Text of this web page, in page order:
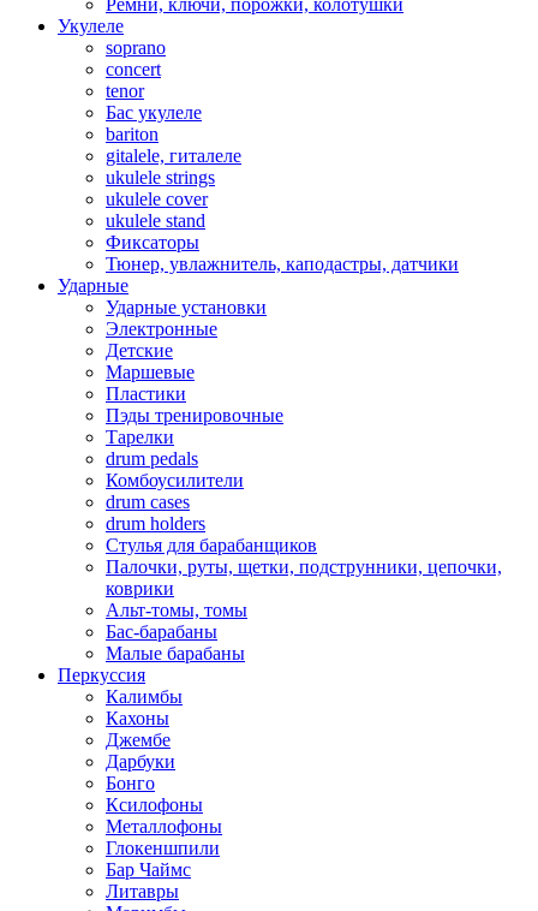
Ремни, ключи, порожки, колотушки
Укулеле
soprano
concert
tenor
Бас укулеле
bariton
gitalele, гиталеле
ukulele strings
ukulele cover
ukulele stand
Фиксаторы
Тюнер, увлажнитель, каподастры, датчики
Ударные
Ударные установки
Электронные
Детские
Маршевые
Пластики
Пэды тренировочные
Тарелки
drum pedals
Комбоусилители
drum cases
drum holders
Стулья для барабанщиков
Палочки, руты, щетки, подструнники, цепочки,
коврики
Альт-томы, томы
Бас-барабаны
Малые барабаны
Перкуссия
Калимбы
Кахоны
Джембе
Дарбуки
Бонго
Ксилофоны
Металлофоны
Глокеншпили
Бар Чаймс
Литавры